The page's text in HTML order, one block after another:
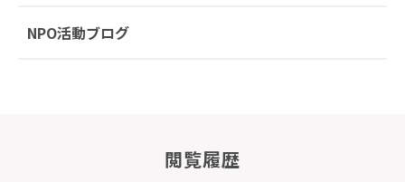
NPO活動ブログ
閲覧履歴